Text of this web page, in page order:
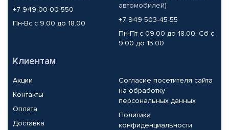
+7 949 00-00-550
Пн-Вс с 9.00 до 18.00
автомобилей)
+7 949 503-45-55
Пн-Пт с 09.00 до 18.00, Сб с
9.00 до 15.00
Клиентам
Акции
Контакты
Оплата
Доставка
Согласие посетителя сайта
на обработку
персональных данных
Политика
конфиденциальности